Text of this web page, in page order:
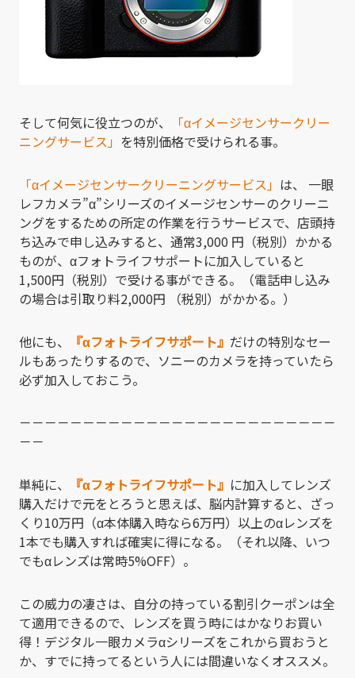
そして何気に役立つのが、
「αイメージセンサークリー
ニングサービス」 を特別価格で受けられる事。
「αイメージセンサークリーニングサービス」 は、 一眼
レフカメラ”α”シリーズのイメージセンサーのクリーニ
ングをするための所定の作業を行うサービスで、店頭持
ち込みで申し込みすると、通常3,000 円（税別）かかる
ものが、αフォトライフサポートに加入していると
1,500円（税別）で受ける事ができる。（電話申し込み
の場合は引取り料2,000円 （税別）がかかる。）
他にも、 『αフォトライフサポート』 だけの特別なセー
ルもあったりするので、ソニーのカメラを持っていたら
必ず加入しておこう。
－－－－－－－－－－－－－－－－－－－－－－－－－
－－
単純に、 『αフォトライフサポート』 に加入してレンズ
購入だけで元をとろうと思えば、脳内計算すると、ざっ
くり10万円（α本体購入時なら6万円）以上のαレンズを
1本でも購入すれば確実に得になる。（それ以降、いつ
でもαレンズは常時5%OFF）。
この威力の凄さは、自分の持っている割引クーポンは全
て適用できるので、レンズを買う時にはかなりお買い
得！デジタル一眼カメラαシリーズをこれから買おうと
か、すでに持ってるという人には間違いなくオススメ。